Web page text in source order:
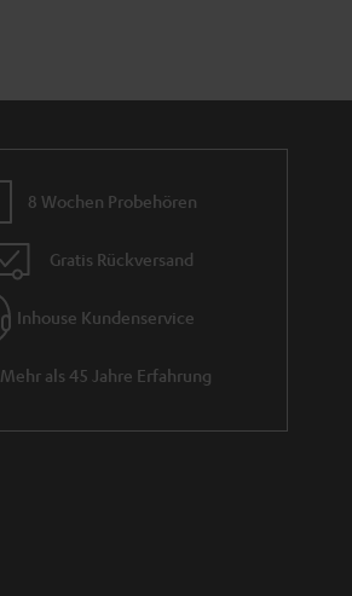
8 Wochen Probehören
Gratis Rückversand
Inhouse Kundenservice
Mehr als 45 Jahre Erfahrung